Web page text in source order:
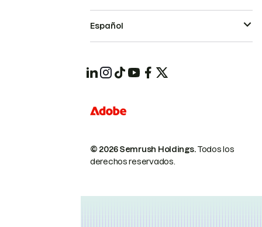
© 2026 Semrush Holdings.Todos los
derechos reservados.
Español